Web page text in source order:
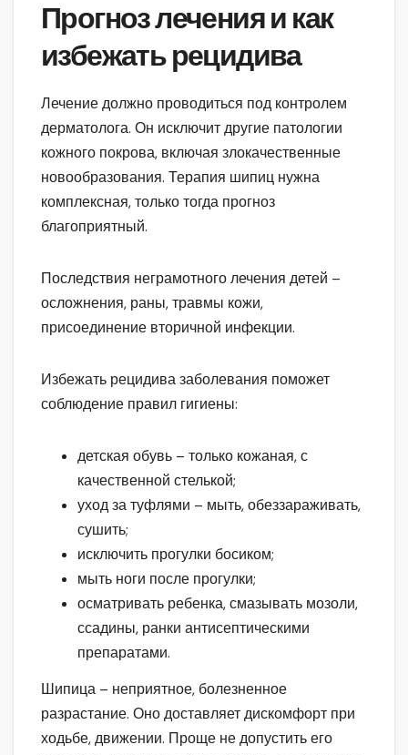
Прогноз лечения и как
избежать рецидива
Лечение должно проводиться под контролем
дерматолога. Он исключит другие патологии
кожного покрова, включая злокачественные
новообразования. Терапия шипиц нужна
комплексная, только тогда прогноз
благоприятный.
Последствия неграмотного лечения детей –
осложнения, раны, травмы кожи,
присоединение вторичной инфекции.
Избежать рецидива заболевания поможет
соблюдение правил гигиены:
детская обувь – только кожаная, с
качественной стелькой;
уход за туфлями – мыть, обеззараживать,
сушить;
исключить прогулки босиком;
мыть ноги после прогулки;
осматривать ребенка, смазывать мозоли,
ссадины, ранки антисептическими
препаратами.
Шипица – неприятное, болезненное
разрастание. Оно доставляет дискомфорт при
ходьбе, движении. Проще не допустить его